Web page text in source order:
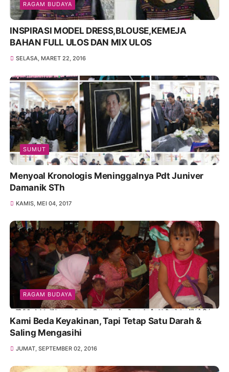
RAGAM BUDAYA
INSPIRASI MODEL DRESS,BLOUSE,KEMEJA
BAHAN FULL ULOS DAN MIX ULOS
SELASA, MARET 22, 2016
SUMUT
Menyoal Kronologis Meninggalnya Pdt Juniver
Damanik STh
KAMIS, MEI 04, 2017
RAGAM BUDAYA
Kami Beda Keyakinan, Tapi Tetap Satu Darah &
Saling Mengasihi
JUMAT, SEPTEMBER 02, 2016